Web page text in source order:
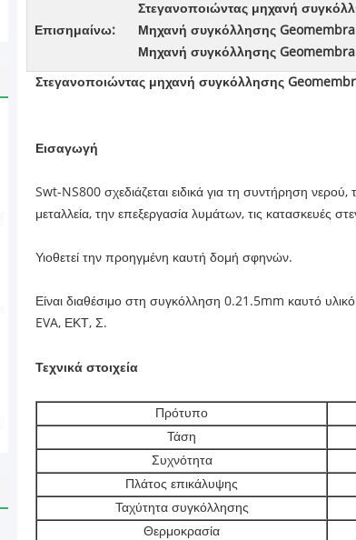
Επισημαίνω:
Στεγανοποιώντας μηχανή
Μηχανή συγκόλλησης
Μηχανή συγκόλλησης
Στεγανοποιώντας μηχανή συγκόλλησης
Εισαγωγή
Swt-NS800 σχεδιάζεται ειδικά για τη συντήρηση
μεταλλεία, την επεξεργασία λυμάτων, τις κατασκευές
Υιοθετεί την προηγμένη καυτή δομή σφηνών.
Είναι διαθέσιμο στη συγκόλληση 0.21.5mm καυτό
EVA, ΕΚΤ, Σ.
Τεχνικά στοιχεία
Πρότυπο
Τάση
Συχνότητα
Πλάτος επικάλυψης
Ταχύτητα συγκόλλησης
Θερμοκρασία